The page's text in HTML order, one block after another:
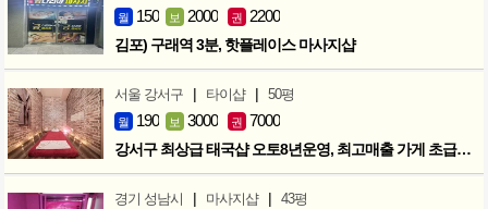
월 150 보 2000 권 2200
김포) 구래역 3분, 핫플레이스 마사지샵
서울 강서구 | 타이샵 | 50평
월 190 보 3000 권 7000
강서구 최상급 태국샵 오토8년운영, 최고매출 가게 초급매!!!
경기 성남시 | 마사지샵 | 43평